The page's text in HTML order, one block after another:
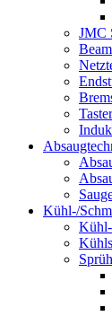
JMC
Kühl-/